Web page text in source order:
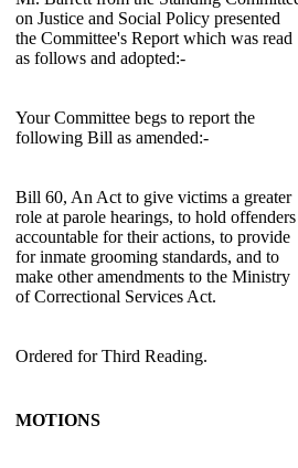
on Justice and Social Policy presented
the Committee's Report which was read
as follows and adopted:-
Your Committee begs to report the
following Bill as amended:-
Bill 60, An Act to give victims a greater
role at parole hearings, to hold offenders
accountable for their actions, to provide
for inmate grooming standards, and to
make other amendments to the Ministry
of Correctional Services Act.
Ordered for Third Reading.
MOTIONS